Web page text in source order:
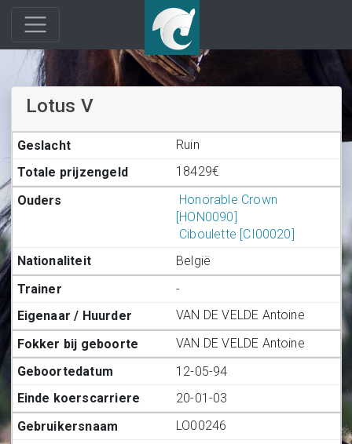
Lotus V
Ruin
18429€
Honorable Crown
[HON0090]
Ciboulette [CI00020]
België
-
VAN DE VELDE Antoine
VAN DE VELDE Antoine
12-05-94
20-01-03
LO00246